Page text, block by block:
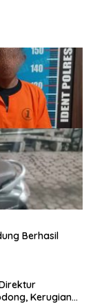
Berhasil
Kerugian